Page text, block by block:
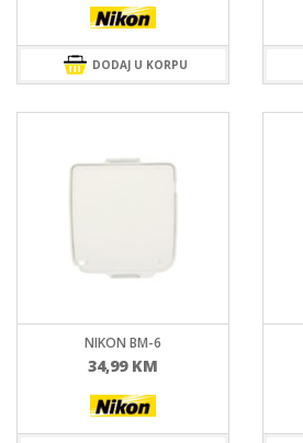
DODAJ U KORPU
NIKON BM-6
34,99 KM